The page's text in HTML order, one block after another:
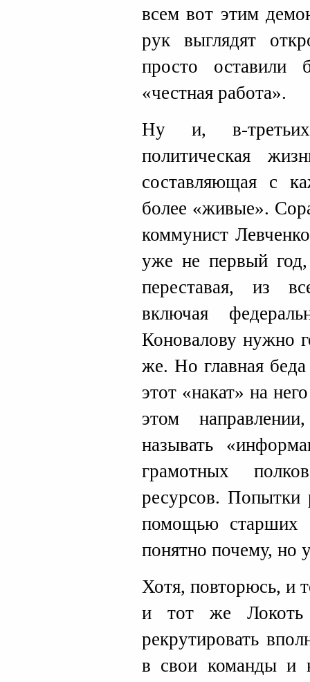
всем вот этим
рук выглядят
просто оставили
«честная работа».
Ну и, в-
политическая
составляющая с
более «живые».
коммунист
уже не первый
переставая, из
включая
Коновалову нужно
же. Но главная
этот «накат» на
этом
называть
грамотных
ресурсов. Попытки
помощью старших
понятно почему, но
Хотя, повторюсь, и
и тот же Локоть
рекрутировать
в свои команды и